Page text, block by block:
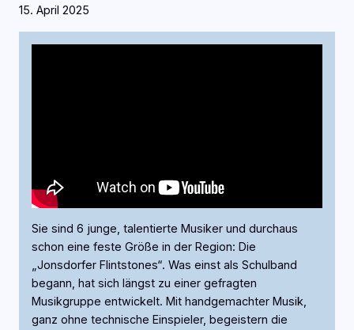
15. April 2025
Sie sind 6 junge, talentierte Musiker und durchaus
schon eine feste Größe in der Region: Die
„Jonsdorfer Flintstones“. Was einst als Schulband
begann, hat sich längst zu einer gefragten
Musikgruppe entwickelt. Mit handgemachter Musik,
ganz ohne technische Einspieler, begeistern die